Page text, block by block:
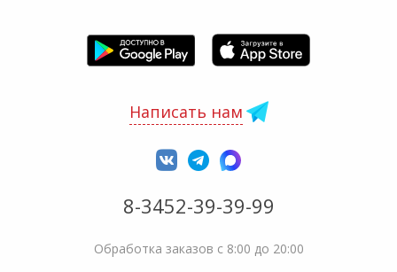
Написать нам
8-3452-39-39-99
Обработка заказов с 8:00 до 20:00